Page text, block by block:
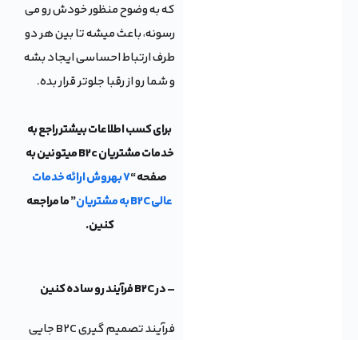
که به وضوح منظور خودش رو می
رسونه، باعث میشه تا بین هر دو
طرف ارتباط احساسی ایجاد بشه
و شما رو از رقبا جلوتر قرار بده.
برای کسب اطلاعات بیشتر راجع به
خدمات مشتریان B2c میتونین به
صفحه “ 7 بهروش ارائه خدمات
عالی B2C به مشتریان
” ما مراجعه
کنین.
– در B2C فرآیند رو ساده کنین
فرآیند تصمیم گیری B2C جایی